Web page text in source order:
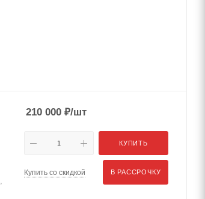
210 000 ₽/шт
КУПИТЬ
Купить со скидкой В РАССРОЧКУ